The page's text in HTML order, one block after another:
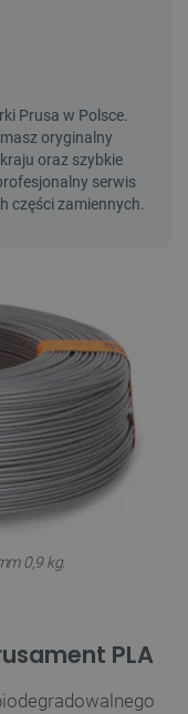
0,9 kg.
PLA